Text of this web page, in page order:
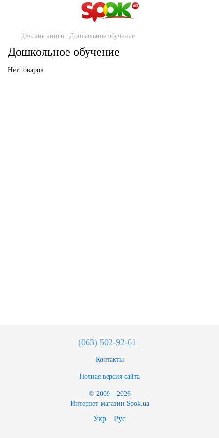
Детские книги Дошкольное обучение
Дошкольное обучение
Нет товаров
(063) 502-92-61
Контакты
Полная версия сайта
© 2009—2026
Интернет-магазин Spok.ua
Укр Рус